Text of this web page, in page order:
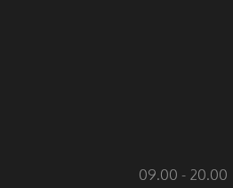
09.00 - 20.00